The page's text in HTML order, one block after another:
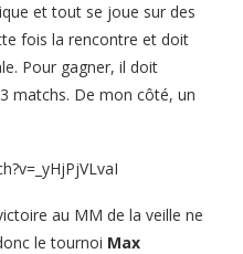
et tout se joue sur des
fois la rencontre et doit
Pour gagner, il doit
matchs. De mon côté, un
au MM de la veille ne
le tournoi Max